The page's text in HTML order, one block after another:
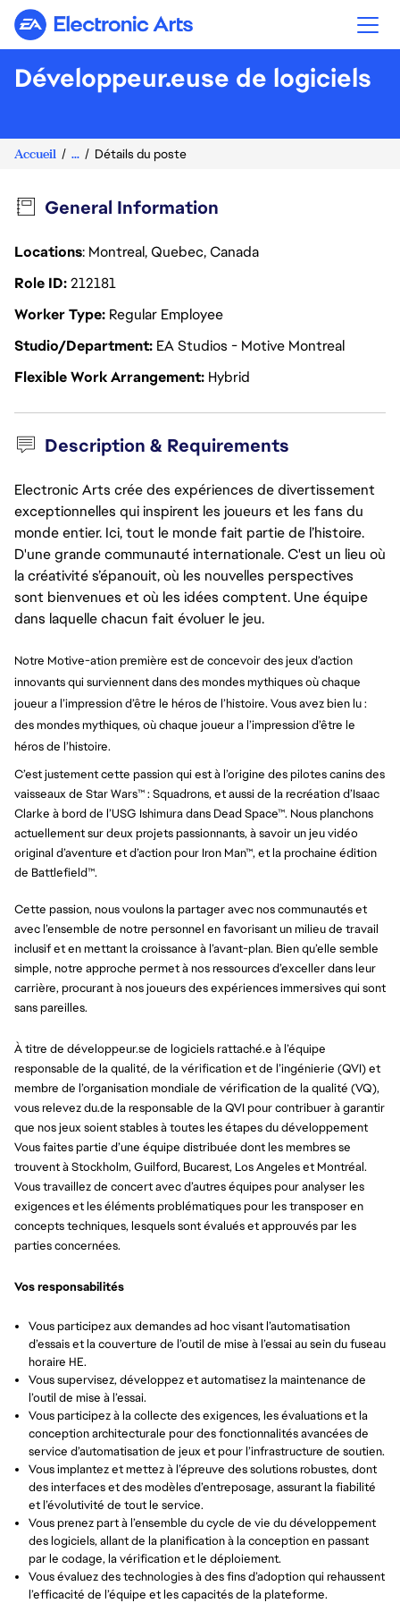
Electronic Arts
Développeur.euse de logiciels
Accueil ... Détails du poste
General Information
Locations: Montreal, Quebec, Canada
Role ID212181
Worker Type Regular Employee
Studio/Department EA Studios - Motive Montreal
Flexible Work Arrangement Hybrid
Description & Requirements
Electronic Arts crée des expériences de divertissement
exceptionnelles qui inspirent les joueurs et les fans du
monde entier. Ici, tout le monde fait partie de l’histoire.
D'une grande communauté internationale. C'est un lieu où
la créativité s’épanouit, où les nouvelles perspectives
sont bienvenues et où les idées comptent. Une équipe
dans laquelle chacun fait évoluer le jeu.
Notre Motive-ation première est de concevoir des jeux d’action
innovants qui surviennent dans des mondes mythiques où chaque
joueur a l’impression d’être le héros de l’histoire. Vous avez bien lu :
des mondes mythiques, où chaque joueur a l’impression d’être le
héros de l’histoire.
C’est justement cette passion qui est à l’origine des pilotes canins des
vaisseaux de Star Wars™ : Squadrons, et aussi de la recréation d’Isaac
Clarke à bord de l’USG Ishimura dans Dead Space™. Nous planchons
actuellement sur deux projets passionnants, à savoir un jeu vidéo
original d’aventure et d’action pour Iron Man™, et la prochaine édition
de Battlefield™.
Cette passion, nous voulons la partager avec nos communautés et
avec l’ensemble de notre personnel en favorisant un milieu de travail
inclusif et en mettant la croissance à l’avant-plan. Bien qu’elle semble
simple, notre approche permet à nos ressources d’exceller dans leur
carrière, procurant à nos joueurs des expériences immersives qui sont
sans pareilles.
À titre de développeur.se de logiciels rattaché.e à l’équipe
responsable de la qualité, de la vérification et de l’ingénierie (QVI) et
membre de l’organisation mondiale de vérification de la qualité (VQ),
vous relevez du.de la responsable de la QVI pour contribuer à garantir
que nos jeux soient stables à toutes les étapes du développement
Vous faites partie d’une équipe distribuée dont les membres se
trouvent à Stockholm, Guilford, Bucarest, Los Angeles et Montréal.
Vous travaillez de concert avec d’autres équipes pour analyser les
exigences et les éléments problématiques pour les transposer en
concepts techniques, lesquels sont évalués et approuvés par les
parties concernées.
Vos responsabilités
Vous participez aux demandes ad hoc visant l’automatisation
d’essais et la couverture de l’outil de mise à l’essai au sein du fuseau
horaire HE.
Vous supervisez, développez et automatisez la maintenance de
l’outil de mise à l’essai.
Vous participez à la collecte des exigences, les évaluations et la
conception architecturale pour des fonctionnalités avancées de
service d’automatisation de jeux et pour l’infrastructure de soutien.
Vous implantez et mettez à l’épreuve des solutions robustes, dont
des interfaces et des modèles d’entreposage, assurant la fiabilité
et l’évolutivité de tout le service.
Vous prenez part à l’ensemble du cycle de vie du développement
des logiciels, allant de la planification à la conception en passant
par le codage, la vérification et le déploiement.
Vous évaluez des technologies à des fins d’adoption qui rehaussent
l’efficacité de l’équipe et les capacités de la plateforme.